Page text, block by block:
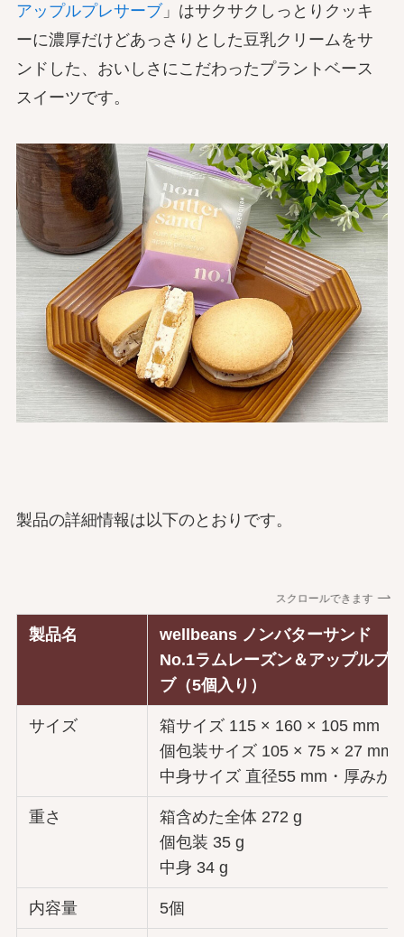
アップルプレサーブ」はサクサクしっとりクッキ
ーに濃厚だけどあっさりとした豆乳クリームをサ
ンドした、おいしさにこだわったプラントベース
スイーツです。
製品の詳細情報は以下のとおりです。
スクロールできます
製品名
wellbeans ノンバターサンド
No.1ラムレーズン＆アップルプ
ブ（5個入り）
サイズ
箱サイズ 115 × 160 × 105 mm
個包装サイズ 105 × 75 × 27 mm
中身サイズ 直径55 mm・厚みが
重さ
箱含めた全体 272 g
個包装 35 g
中身 34 g
内容量 5個